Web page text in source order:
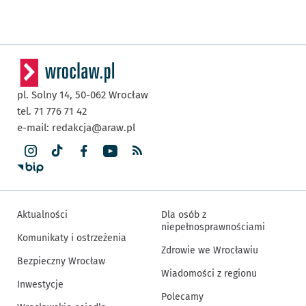
pl. Solny 14, 50-062 Wrocław
tel. 71 776 71 42
e-mail: redakcja@araw.pl
Aktualności
Komunikaty i ostrzeżenia
Bezpieczny Wrocław
Inwestycje
Dla osób z
niepełnosprawnościami
Zdrowie we Wrocławiu
Wiadomości z regionu
Polecamy